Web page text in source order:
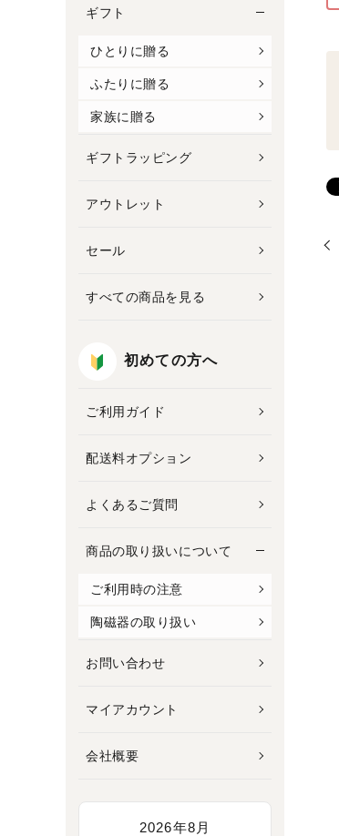
ギフト
ひとりに贈る
ふたりに贈る
家族に贈る
ギフトラッピング
アウトレット
セール
すべての商品を見る
初めての方へ
ご利用ガイド
配送料オプション
よくあるご質問
商品の取り扱いについて
ご利用時の注意
陶磁器の取り扱い
お問い合わせ
マイアカウント
会社概要
2026年8月